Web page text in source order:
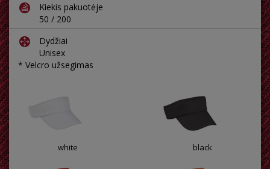
Kiekis pakuotėje
50 / 200
Dydžiai
Unisex
* Velcro užsegimas
white black